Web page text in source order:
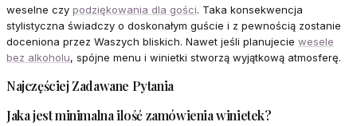
weselne czy podziękowania dla gości. Taka konsekwencja
stylistyczna świadczy o doskonałym guście i z pewnością zostanie
doceniona przez Waszych bliskich. Nawet jeśli planujecie wesele
bez alkoholu, spójne menu i winietki stworzą wyjątkową atmosferę.
Najczęściej Zadawane Pytania
Jaka jest minimalna ilość zamówienia winietek?